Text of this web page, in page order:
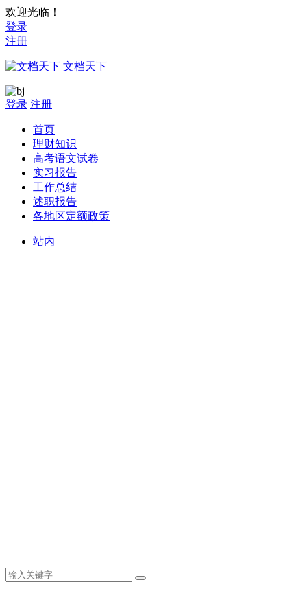
欢迎光临！
登录
注册
文档天下
登录 注册
首页
理财知识
高考语文试卷
实习报告
工作总结
述职报告
各地区定额政策
站内